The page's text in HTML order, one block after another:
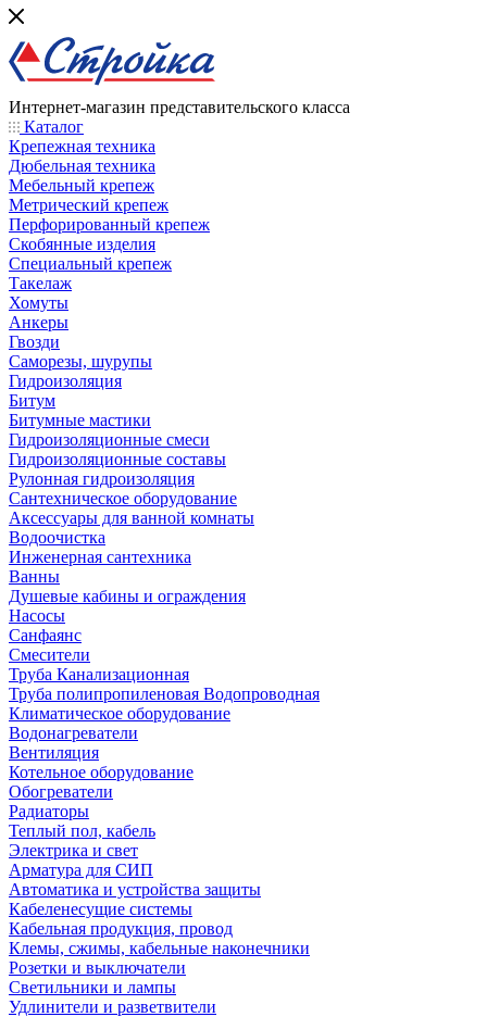
Интернет-магазин представительского класса
Каталог
Крепежная техника
Дюбельная техника
Мебельный крепеж
Метрический крепеж
Перфорированный крепеж
Скобянные изделия
Специальный крепеж
Такелаж
Хомуты
Анкеры
Гвозди
Саморезы, шурупы
Гидроизоляция
Битум
Битумные мастики
Гидроизоляционные смеси
Гидроизоляционные составы
Рулонная гидроизоляция
Сантехническое оборудование
Аксессуары для ванной комнаты
Водоочистка
Инженерная сантехника
Ванны
Душевые кабины и ограждения
Насосы
Санфаянс
Смесители
Труба Канализационная
Труба полипропиленовая Водопроводная
Климатическое оборудование
Водонагреватели
Вентиляция
Котельное оборудование
Обогреватели
Радиаторы
Теплый пол, кабель
Электрика и свет
Арматура для СИП
Автоматика и устройства защиты
Кабеленесущие системы
Кабельная продукция, провод
Клемы, сжимы, кабельные наконечники
Розетки и выключатели
Светильники и лампы
Удлинители и разветвители